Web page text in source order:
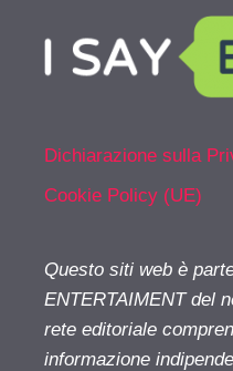
Dichiarazione sulla
Cookie Policy (UE)
Questo siti web è
ENTERTAIMENT del
rete editoriale
informazione